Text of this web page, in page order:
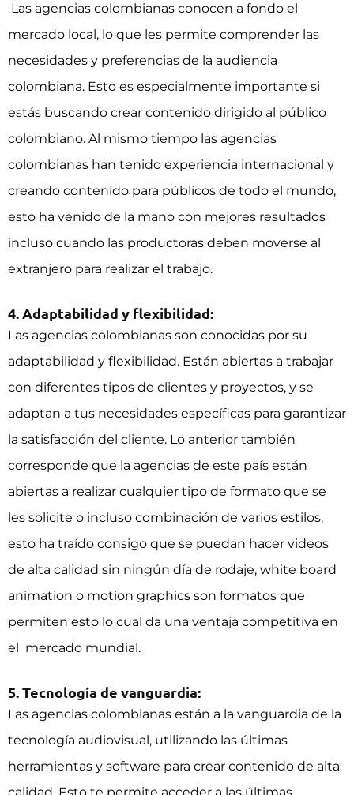
Las agencias colombianas conocen a fondo el
mercado local, lo que les permite comprender las
necesidades y preferencias de la audiencia
colombiana. Esto es especialmente importante si
estás buscando crear contenido dirigido al público
colombiano. Al mismo tiempo las agencias
colombianas han tenido experiencia internacional y
creando contenido para públicos de todo el mundo,
esto ha venido de la mano con mejores resultados
incluso cuando las productoras deben moverse al
extranjero para realizar el trabajo.
4. Adaptabilidad y flexibilidad:
Las agencias colombianas son conocidas por su
adaptabilidad y flexibilidad. Están abiertas a trabajar
con diferentes tipos de clientes y proyectos, y se
adaptan a tus necesidades específicas para garantizar
la satisfacción del cliente. Lo anterior también
corresponde que la agencias de este país están
abiertas a realizar cualquier tipo de formato que se
les solicite o incluso combinación de varios estilos,
esto ha traído consigo que se puedan hacer videos
de alta calidad sin ningún día de rodaje, white board
animation o motion graphics son formatos que
permiten esto lo cual da una ventaja competitiva en
el mercado mundial.
5. Tecnología de vanguardia:
Las agencias colombianas están a la vanguardia de la
tecnología audiovisual, utilizando las últimas
herramientas y software para crear contenido de alta